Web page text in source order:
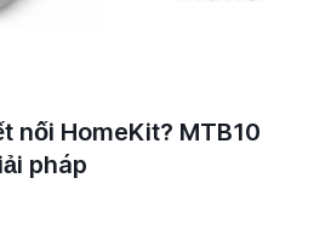
nối HomeKit? MTB10
pháp